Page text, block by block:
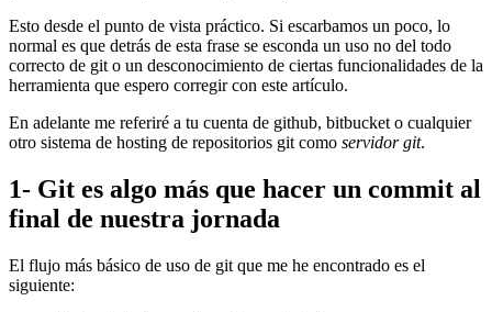
Esto desde el punto de vista práctico. Si escarbamos un poco, lo
normal es que detrás de esta frase se esconda un uso no del todo
correcto de git o un desconocimiento de ciertas funcionalidades de la
herramienta que espero corregir con este artículo.
En adelante me referiré a tu cuenta de github, bitbucket o cualquier
otro sistema de hosting de repositorios git como servidor git.
1- Git es algo más que hacer un commit al
final de nuestra jornada
El flujo más básico de uso de git que me he encontrado es el
siguiente: